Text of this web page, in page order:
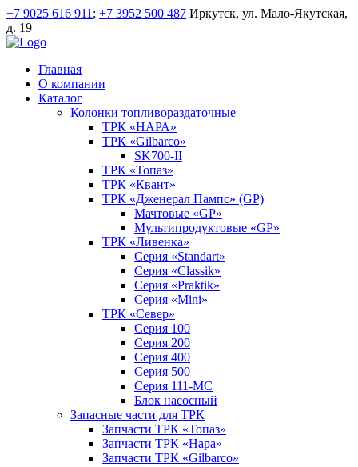
+7 9025 616 911 ; +7 3952 500 487 Иркутск, ул. Мало-Якутская,
д. 19
Главная
О компании
Каталог
Колонки топливораздаточные
ТРК «НАРА»
ТРК «Gilbarco»
SK700-II
ТРК «Топаз»
ТРК «Квант»
ТРК «Дженерал Пампс» (GP)
Мачтовые «GP»
Мультипродуктовые «GP»
ТРК «Ливенка»
Серия «Standart»
Серия «Classik»
Серия «Praktik»
Серия «Mini»
ТРК «Север»
Серия 100
Серия 200
Серия 400
Серия 500
Серия 111-МС
Блок насосный
Запасные части для ТРК
Запчасти ТРК «Топаз»
Запчасти ТРК «Нара»
Запчасти ТРК «Gilbarco»